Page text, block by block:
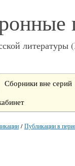
Сборники вне серий
/Публикации в